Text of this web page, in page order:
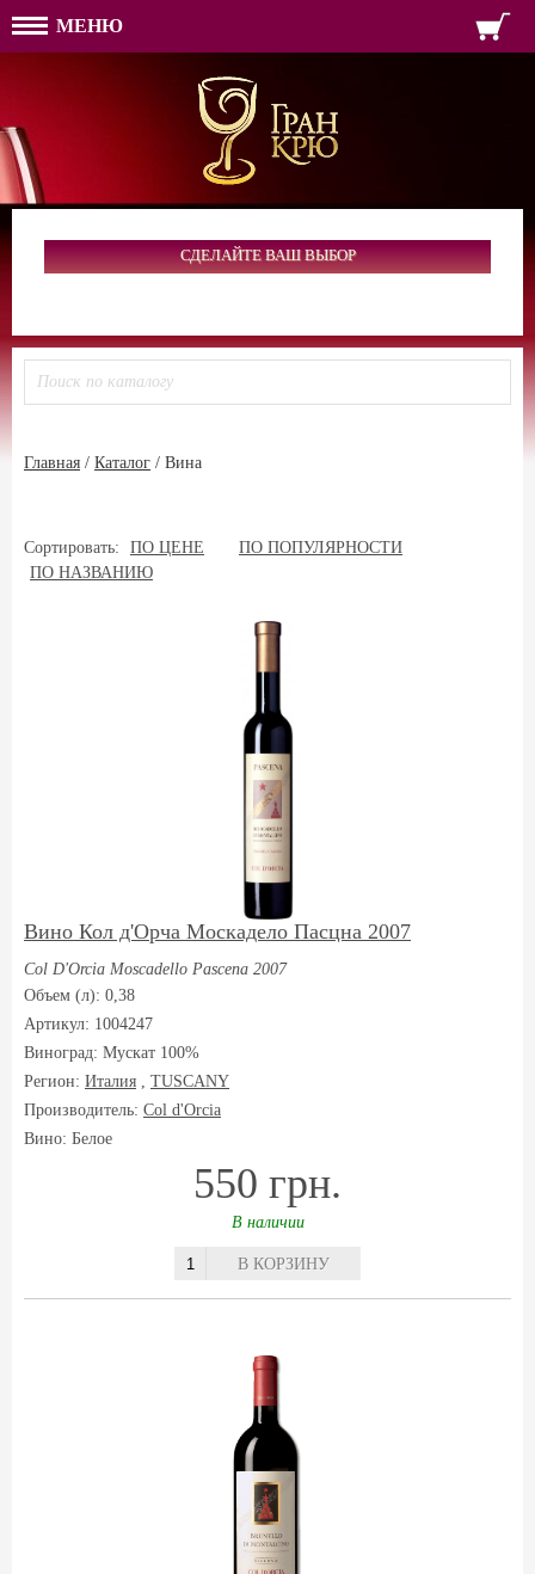
МЕНЮ
ПАРОЛЬ
ВОЙТИ
ФОРМА ОБРАТНОЙ
ТЕЛЕФОН:
ИМЯ
ПАРОЛЬ
РЕГИСТРАЦИЯ
СДЕЛАЙТЕ ВАШ ВЫБОР
Главная / Каталог / Вина
Сортировать: ПО ЦЕНЕ
ПО ПОПУЛЯРНОСТИ
ПО НАЗВАНИЮ
Вино Кол д'Орча Москадело Пасцна 2007
Col D'Orcia Moscadello Pascena 2007
Объем (л): 0,38
Артикул: 1004247
Виноград: Мускат 100%
Регион: Италия , TUSCANY
Производитель: Col d'Orcia
Вино: Белое
550 грн.
В наличии
В КОРЗИНУ